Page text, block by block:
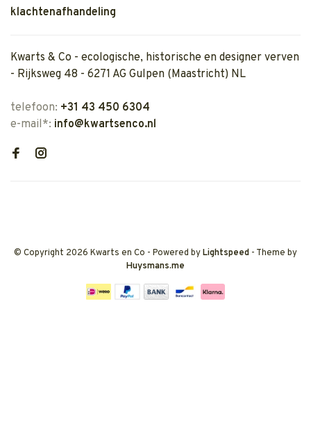
klachtenafhandeling
Kwarts & Co - ecologische, historische en designer verven
- Rijksweg 48 - 6271 AG Gulpen (Maastricht) NL
telefoon: +31 43 450 6304
e-mail*: info@kwartsenco.nl
© Copyright 2026 Kwarts en Co - Powered byLightspeed - Theme by
Huysmans.me